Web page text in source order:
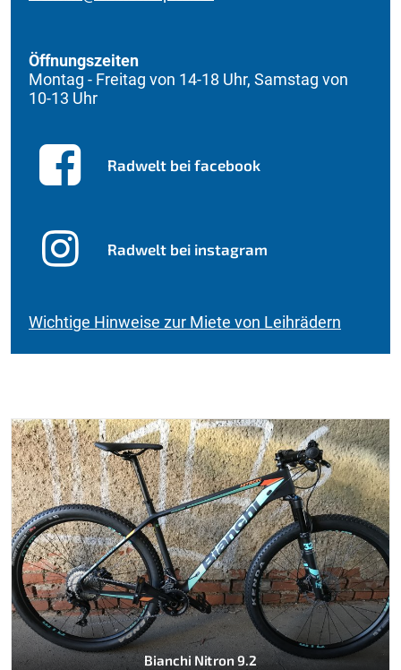
Öffnungszeiten
Montag - Freitag von 14-18 Uhr, Samstag von
10-13 Uhr
Radwelt bei facebook
Radwelt bei instagram
Wichtige Hinweise zur Miete von Leihrädern
Bianchi Nitron 9.2